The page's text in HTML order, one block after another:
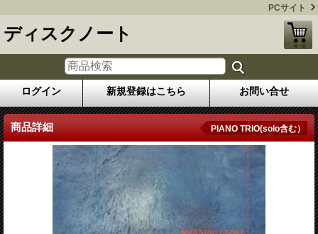
PCサイト
ディスクノート
ログイン 新規登録はこちら お問い合せ
商品詳細 PIANO TRIO(solo含む）